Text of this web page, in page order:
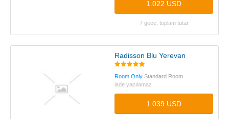
1.022 USD
7 gece, toplam tutar
Radisson Blu Yerevan
Room Only Standard Room
iade yapılamaz
1.039 USD